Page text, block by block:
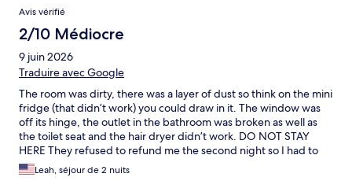
Avis vérifié
2/10 Médiocre
9 juin 2026
Traduire avec Google
The room was dirty, there was a layer of dust so think on the mini
fridge (that didn’t work) you could draw in it. The window was
off its hinge, the outlet in the bathroom was broken as well as
the toilet seat and the hair dryer didn’t work. DO NOT STAY
HERE They refused to refund me the second night so I had to
stay there. They did offer to come in the morning of my
checkout to clean and fix things… I got that email after 7pm my
Leah, séjour de 2 nuits